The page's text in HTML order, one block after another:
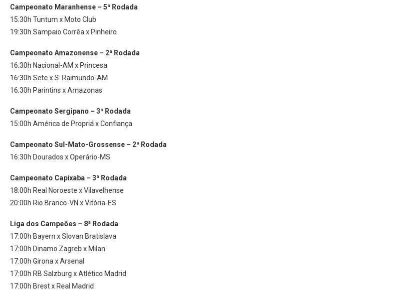
Campeonato Maranhense – 5ª Rodada
15:30h Tuntum x Moto Club
19:30h Sampaio Corrêa x Pinheiro
Campeonato Amazonense – 2ª Rodada
16:30h Nacional-AM x Princesa
16:30h Sete x S. Raimundo-AM
16:30h Parintins x Amazonas
Campeonato Sergipano – 3ª Rodada
15:00h América de Propriá x Confiança
Campeonato Sul-Mato-Grossense – 2ª Rodada
16:30h Dourados x Operário-MS
Campeonato Capixaba – 3ª Rodada
18:00h Real Noroeste x Vilavelhense
20:00h Rio Branco-VN x Vitória-ES
Liga dos Campeões – 8ª Rodada
17:00h Bayern x Slovan Bratislava
17:00h Dinamo Zagreb x Milan
17:00h Girona x Arsenal
17:00h RB Salzburg x Atlético Madrid
17:00h Brest x Real Madrid